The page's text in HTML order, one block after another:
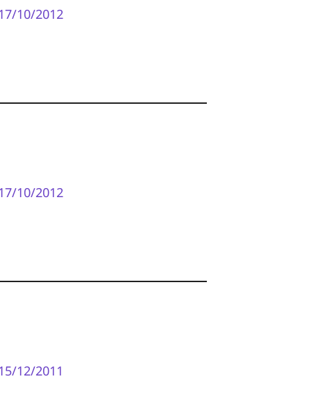
17/10/2012
17/10/2012
15/12/2011